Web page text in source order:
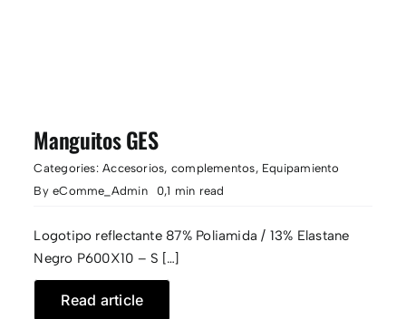
Manguitos GES
Categories:Accesorios, complementos, Equipamiento
ByeComme_Admin 0,1 min read
Logotipo reflectante 87% Poliamida / 13% Elastane
Negro P600X10 – S […]
Read article